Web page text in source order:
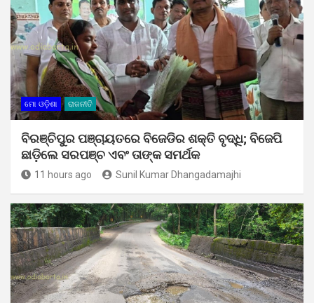
ମୋ ଓଡ଼ିଶା ରାଜନୀତି
ବିରଞ୍ଚିପୁର ପଞ୍ଚାୟତରେ ବିଜେଡିର ଶକ୍ତି ବୃଦ୍ଧି; ବିଜେପି
ଛାଡ଼ିଲେ ସରପଞ୍ଚ ଏବଂ ତାଙ୍କ ସମର୍ଥକ
11 hours ago Sunil Kumar Dhangadamajhi